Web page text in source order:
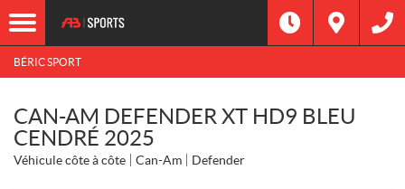
BÉRIC SPORT
CAN-AM DEFENDER XT HD9 BLEU
CENDRÉ 2025
Véhicule côte à côte Can-Am Defender